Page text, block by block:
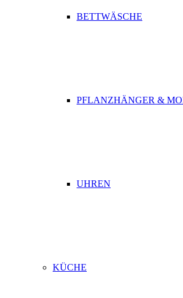
BETTWÄSCHE
PFLANZHÄNGER &
UHREN
KÜCHE